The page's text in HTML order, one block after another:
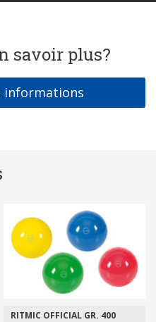
savoir plus?
informations
RITMIC OFFICIAL GR. 400